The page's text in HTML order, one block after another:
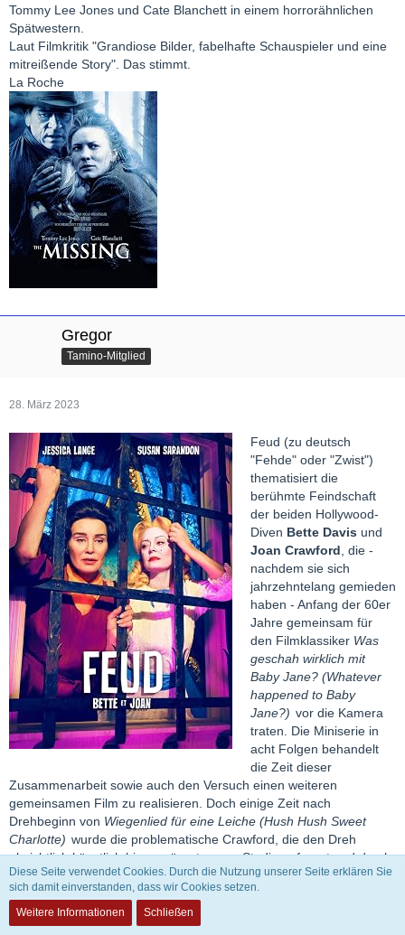
Tommy Lee Jones und Cate Blanchett in einem horrorähnlichen
Spätwestern.
Laut Filmkritik "Grandiose Bilder, fabelhafte Schauspieler und eine
mitreißende Story". Das stimmt.
La Roche
Gregor
Tamino-Mitglied
28. März 2023
Feud (zu deutsch
"Fehde" oder "Zwist")
thematisiert die
berühmte Feindschaft
der beiden Hollywood-
Diven Bette Davis und
Joan Crawford , die -
nachdem sie sich
jahrzehntelang gemieden
haben - Anfang der 60er
Jahre gemeinsam für
den Filmklassiker Was
geschah wirklich mit
Baby Jane? (Whatever
happened to Baby
Jane?) vor die Kamera
traten. Die Miniserie in
acht Folgen behandelt
die Zeit dieser
Zusammenarbeit sowie auch den Versuch einen weiteren
gemeinsamen Film zu realisieren. Doch einige Zeit nach
Drehbeginn von Wiegenlied für eine Leiche (Hush Hush Sweet
Charlotte) wurde die problematische Crawford, die den Dreh
absichtlich künstlich hinauszögerte, vom Studio gefeuert und durch
Davis' beste Freundin Olivia de Havilland ersetzt.
Die Serie behandelt natürlich auch die legendäre Oscar-Verleihung
von 1963 als die eifersüchtige, für Baby Jane
Diese Seite verwendet Cookies. Durch die Nutzung unserer Seite erklären Sie
sich damit einverstanden, dass wir Cookies setzen.
Weitere Informationen
Schließen